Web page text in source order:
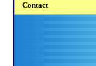
Contact